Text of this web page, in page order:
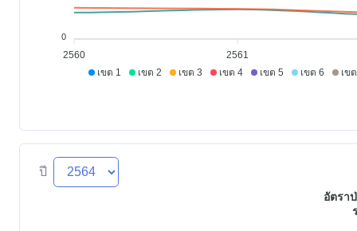
เขต 1 เขต 2 เขต 3 เขต 4 เขต 5 เขต 6 เข
2560 2561
0
ปี
อัตรา